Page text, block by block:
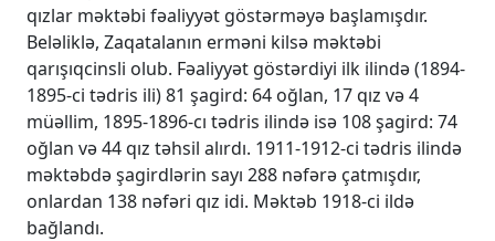
qızlar məktəbi fəaliyyət göstərməyə başlamışdır.
Beləliklə, Zaqatalanın erməni kilsə məktəbi
qarışıqcinsli olub. Fəaliyyət göstərdiyi ilk ilində (1894-
1895-ci tədris ili) 81 şagird: 64 oğlan, 17 qız və 4
müəllim, 1895-1896-cı tədris ilində isə 108 şagird: 74
oğlan və 44 qız təhsil alırdı. 1911-1912-ci tədris ilində
məktəbdə şagirdlərin sayı 288 nəfərə çatmışdır,
onlardan 138 nəfəri qız idi. Məktəb 1918-ci ildə
bağlandı.